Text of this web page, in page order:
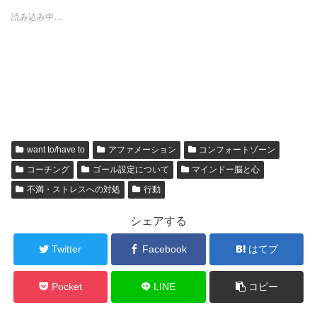
読み込み中…
want to/have to アファメーション
コンフォートゾーン
コーチング
ゴール設定について
マインドー脳と心
不満・ストレスへの対処
行動
シェアする
Twitter Facebook はてブ
Pocket LINE コピー